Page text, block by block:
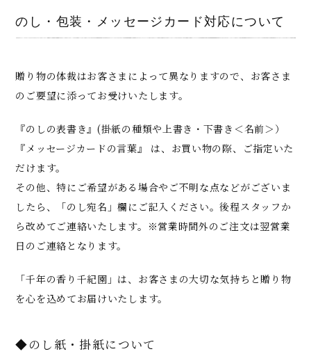
のし・包装・メッセージカード対応について
贈り物の体裁はお客さまによって異なりますので、お客さま
のご要望に添ってお受けいたします。
『のしの表書き』(掛紙の種類や上書き・下書き＜名前＞）
『メッセージカードの言葉』 は、お買い物の際、ご指定いた
だけます。
その他、特にご希望がある場合やご不明な点などがございま
したら、「のし宛名」欄にご記入ください。後程スタッフか
ら改めてご連絡いたします。※営業時間外のご注文は翌営業
日のご連絡となります。
「千年の香り千紀園」は、お客さまの大切な気持ちと贈り物
を心を込めてお届けいたします。
◆のし紙・掛紙について